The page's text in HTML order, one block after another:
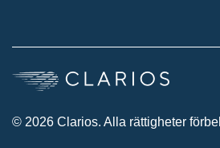
© 2026 Clarios. Alla rättigheter